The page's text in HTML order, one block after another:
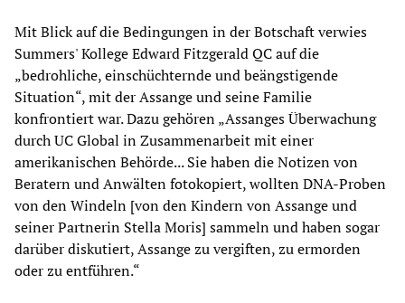
Mit Blick auf die Bedingungen in der Botschaft verwies
Summers' Kollege Edward Fitzgerald QC auf die
„bedrohliche, einschüchternde und beängstigende
Situation“, mit der Assange und seine Familie
konfrontiert war. Dazu gehören „Assanges Überwachung
durch UC Global in Zusammenarbeit mit einer
amerikanischen Behörde... Sie haben die Notizen von
Beratern und Anwälten fotokopiert, wollten DNA-Proben
von den Windeln [von den Kindern von Assange und
seiner Partnerin Stella Moris] sammeln und haben sogar
darüber diskutiert, Assange zu vergiften, zu ermorden
oder zu entführen.“